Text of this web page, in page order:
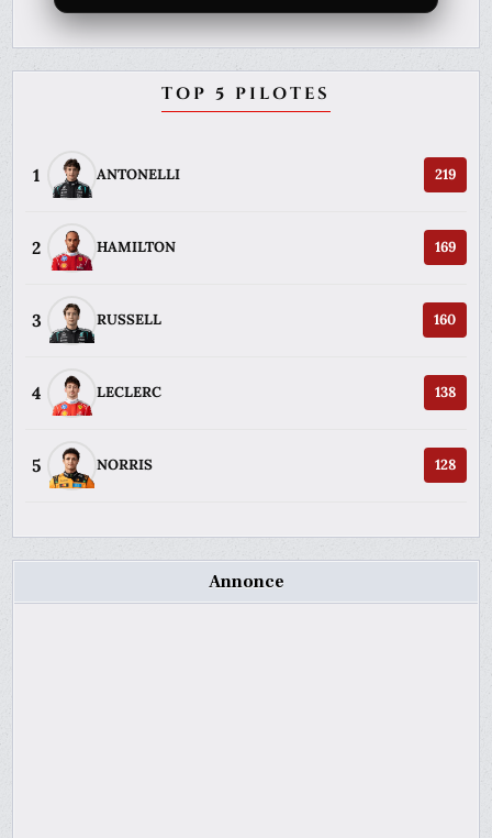
TOP 5 PILOTES
1 ANTONELLI 219
2 HAMILTON 169
3 RUSSELL 160
4 LECLERC 138
5 NORRIS 128
Annonce